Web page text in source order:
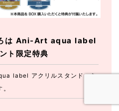
ろは Ani-Art aqua label
ト限定特典
label アクリルスタンド」を